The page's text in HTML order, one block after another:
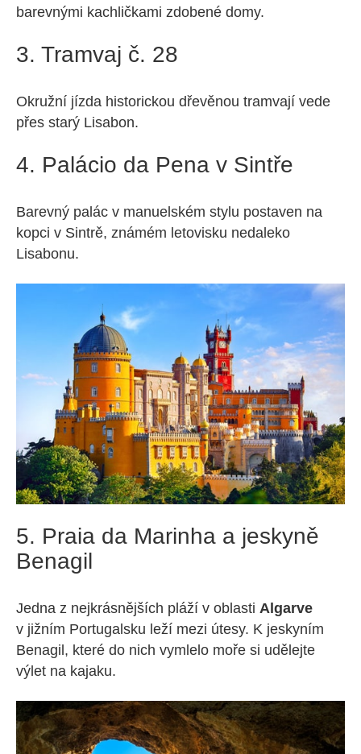
barevnými kachličkami zdobené domy.
3. Tramvaj č. 28
Okružní jízda historickou dřevěnou tramvají vede
přes starý Lisabon.
4. Palácio da Pena v Sintře
Barevný palác v manuelském stylu postaven na
kopci v Sintrě, známém letovisku nedaleko
Lisabonu.
5. Praia da Marinha a jeskyně
Benagil
Jedna z nejkrásnějších pláží v oblasti Algarve
v jižním Portugalsku leží mezi útesy. K jeskyním
Benagil, které do nich vymlelo moře si udělejte
výlet na kajaku.